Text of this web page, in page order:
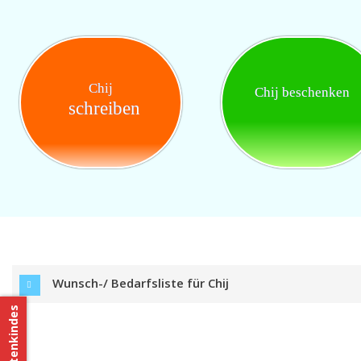
Chij
schreiben
Chij beschenken
Wunsch-/ Bedarfsliste für Chij